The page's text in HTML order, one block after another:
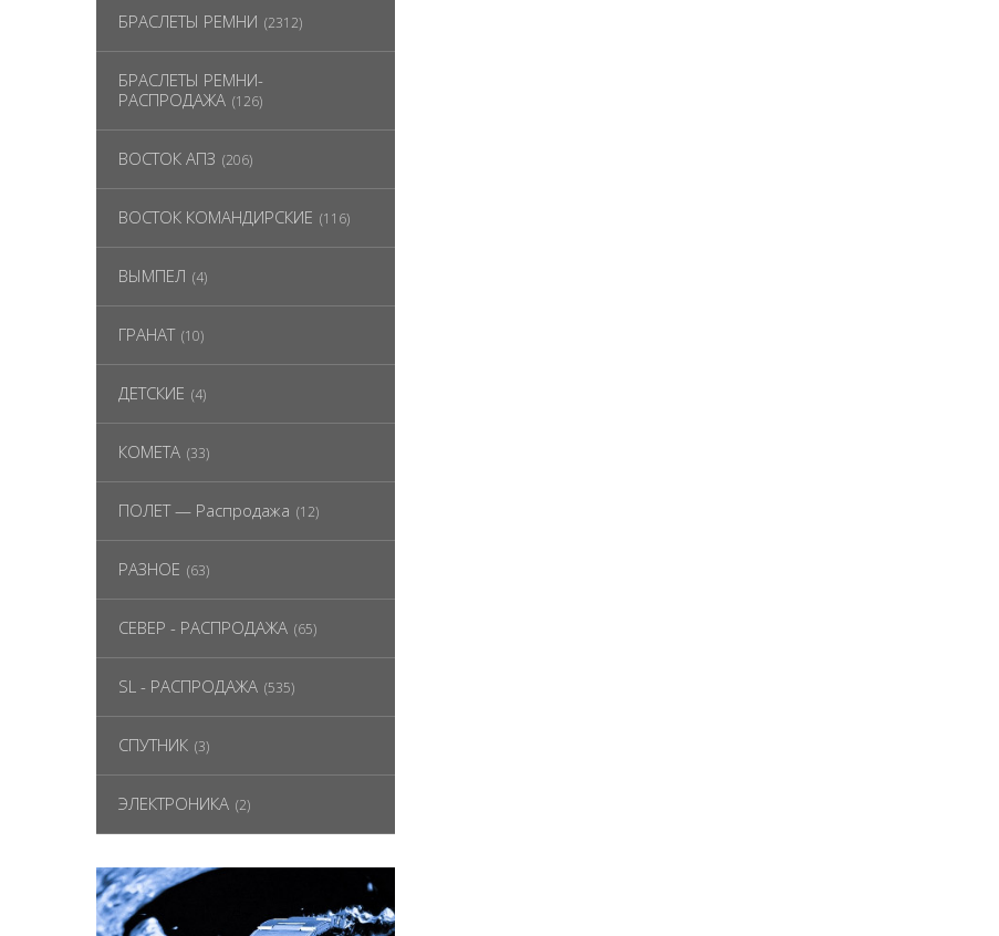
БРАСЛЕТЫ РЕМНИ (2312)
БРАСЛЕТЫ РЕМНИ-
РАСПРОДАЖА (126)
ВОСТОК АПЗ (206)
ВОСТОК КОМАНДИРСКИЕ (116)
ВЫМПЕЛ (4)
ГРАНАТ (10)
ДЕТСКИЕ (4)
КОМЕТА (33)
ПОЛЕТ — Распродажа (12)
РАЗНОЕ (63)
СЕВЕР - РАСПРОДАЖА (65)
SL - РАСПРОДАЖА (535)
СПУТНИК (3)
ЭЛЕКТРОНИКА (2)